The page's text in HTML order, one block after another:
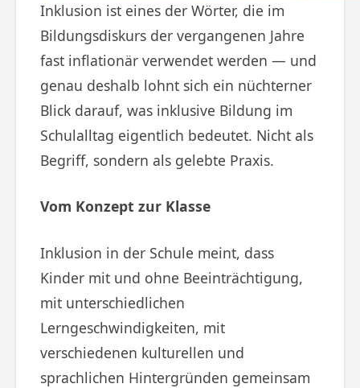
Inklusion ist eines der Wörter, die im
Bildungsdiskurs der vergangenen Jahre
fast inflationär verwendet werden — und
genau deshalb lohnt sich ein nüchterner
Blick darauf, was inklusive Bildung im
Schulalltag eigentlich bedeutet. Nicht als
Begriff, sondern als gelebte Praxis.
Vom Konzept zur Klasse
Inklusion in der Schule meint, dass
Kinder mit und ohne Beeinträchtigung,
mit unterschiedlichen
Lerngeschwindigkeiten, mit
verschiedenen kulturellen und
sprachlichen Hintergründen gemeinsam